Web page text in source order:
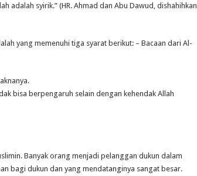
adalah syirik.” (HR. Ahmad dan Abu Dawud, dishahihkan
yang memenuhi tiga syarat berikut: – Bacaan dari Al-
bisa berpengaruh selain dengan kehendak Allah
Banyak orang menjadi pelanggan dukun dalam
bagi dukun dan yang mendatanginya sangat besar.